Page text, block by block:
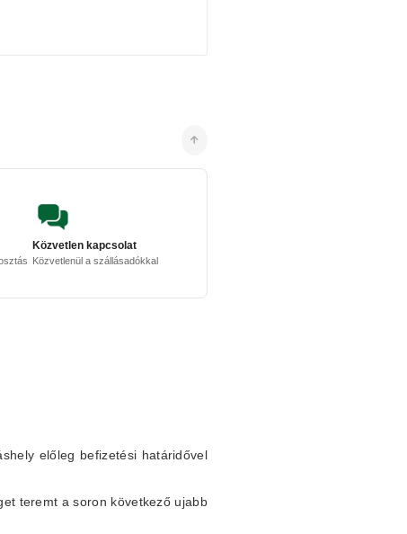
Közvetlen kapcsolat
Közvetlenül a szállásadókkal
előleg befizetési határidővel
teremt a soron következő ujabb